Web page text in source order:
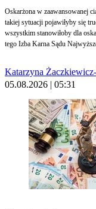
Oskarżona w zaawansowanej
takiej sytuacji pojawiłyby się
wszystkim stanowiłoby dla
tego Izba Karna Sądu
Katarzyna
05.08.2026 | 05:31